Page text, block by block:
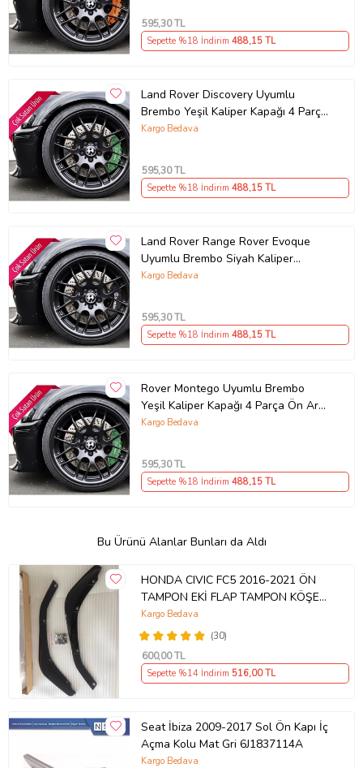
595,30 TL
Sepette %18 İndirim 488,15 TL
Land Rover Discovery Uyumlu
Brembo Yeşil Kaliper Kapağı 4 Parça
Ön Arka Set (Karışık)
Kargo Bedava
595,30 TL
Sepette %18 İndirim 488,15 TL
Land Rover Range Rover Evoque
Uyumlu Brembo Siyah Kaliper
Kapağı 4 Parça Ön Arka Set (Karışık)
Kargo Bedava
595,30 TL
Sepette %18 İndirim 488,15 TL
Rover Montego Uyumlu Brembo
Yeşil Kaliper Kapağı 4 Parça Ön Arka
Set (Karışık)
Kargo Bedava
595,30 TL
Sepette %18 İndirim 488,15 TL
Bu Ürünü Alanlar Bunları da Aldı
HONDA CIVIC FC5 2016-2021 ÖN
TAMPON EKİ FLAP TAMPON KÖŞESİ
TAKIM SAĞ SOL KAMPANYA ŞOKK
FİYAT OEM
(30)
Kargo Bedava
600,00 TL
Sepette %14 İndirim 516,00 TL
Seat İbiza 2009-2017 Sol Ön Kapı İç
Açma Kolu Mat Gri 6J1837114A
Kargo Bedava